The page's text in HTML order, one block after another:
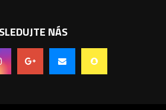
SLEDUJTE NÁS